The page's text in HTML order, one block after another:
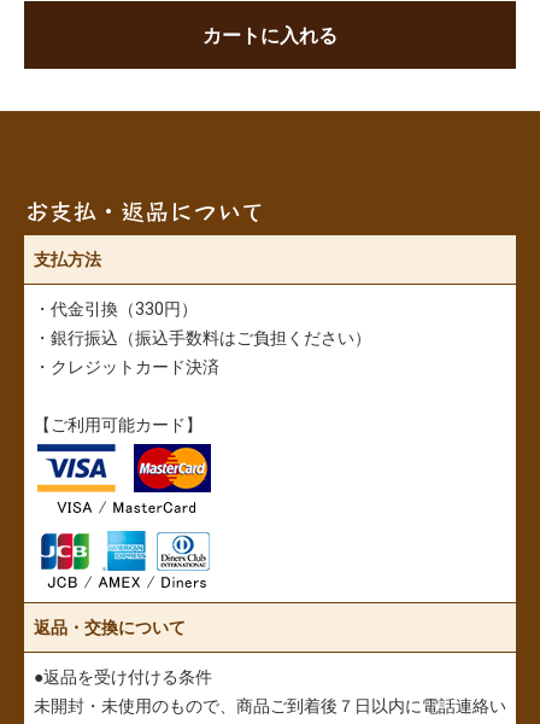
カートに入れる
お支払・返品について
支払方法
・代金引換（330円）
・銀行振込（振込手数料はご負担ください）
・クレジットカード決済
【ご利用可能カード】
返品・交換について
●返品を受け付ける条件
未開封・未使用のもので、商品ご到着後７日以内に電話連絡い